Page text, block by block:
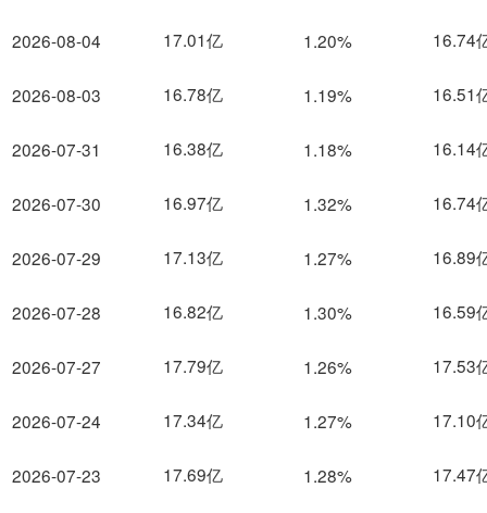
2026-08-04
2026-08-03
2026-07-31
2026-07-30
2026-07-29
2026-07-28
2026-07-27
2026-07-24
2026-07-23
17.01亿 1.20% 16.74
16.78亿 1.19% 16.51
16.38亿 1.18% 16.14
16.97亿 1.32% 16.74
17.13亿 1.27% 16.89
16.82亿 1.30% 16.59
17.79亿 1.26% 17.53
17.34亿 1.27% 17.10
17.69亿 1.28% 17.47